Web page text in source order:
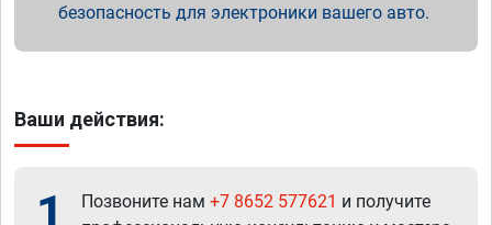
безопасность для электроники вашего авто.
Ваши действия:
1 Позвоните нам +7 8652 577621 и получите